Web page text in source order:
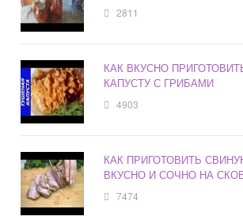
2811
КАК ВКУСНО
КАПУСТУ С ГРИБАМИ
4903
КАК ПРИГОТОВИТЬ
ВКУСНО И СОЧНО НА
7474